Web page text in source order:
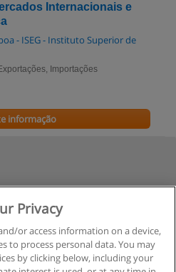
Internacionais e
- ISEG - Instituto Superior de
Importações
informação
Privacy
or access information on a device,
to process personal data. You may
by clicking below, including your